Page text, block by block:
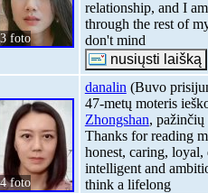
3 foto
relationship, and I
through the rest of
don't mind
4 foto
danalin (Buvo
47-metų moteris
Zhongshan, pažinčių
Thanks for reading
honest, caring, loyal,
intelligent and
think a lifelong